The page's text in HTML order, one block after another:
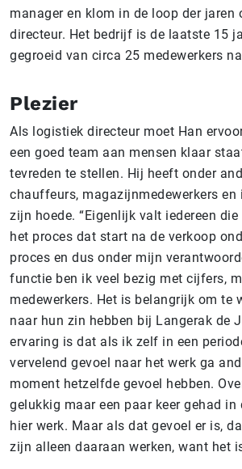
manager en klom in de loop der jaren
directeur. Het bedrijf is de laatste 15
gegroeid van circa 25 medewerkers
Plezier
Als logistiek directeur moet Han
een goed team aan mensen klaar
tevreden te stellen. Hij heeft onder
chauffeurs, magazijnmedewerkers en
zijn hoede. “Eigenlijk valt iedereen
het proces dat start na de verkoop
proces en dus onder mijn
functie ben ik veel bezig met cijfers,
medewerkers. Het is belangrijk om te
naar hun zin hebben bij Langerak de
ervaring is dat als ik zelf in een
vervelend gevoel naar het werk ga
moment hetzelfde gevoel hebben.
gelukkig maar een paar keer gehad
hier werk. Maar als dat gevoel er is,
zijn alleen daaraan werken, want het